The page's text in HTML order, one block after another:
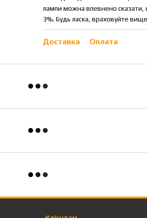
лампи можна впевнено сказати,
3%. Будь ласка, враховуйте
Доставка Оплата